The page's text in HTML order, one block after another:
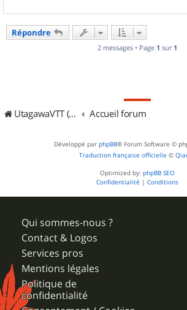
Répondre
2 messages • Page 1 sur 1
UtagawaVTT (Randos VTT et VTTAE avec traces GPS) Accueil forum
Développé par phpBB® Forum Software ©
Traduction française officielle ©
Optimized by: phpBB SEO
Confidentialité | Conditions
Qui sommes-nous ?
Contact & Logos
Services pros
Mentions légales
Politique de
confidentialité